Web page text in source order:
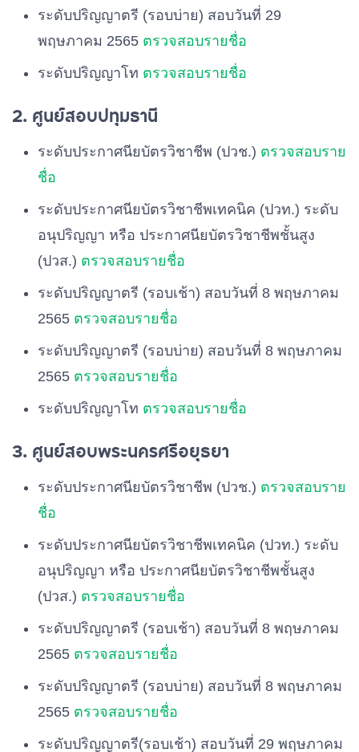
ระดับปริญญาตรี (รอบบ่าย) สอบวันที่ 29
พฤษภาคม 2565 ตรวจสอบรายชื่อ
ระดับปริญญาโท ตรวจสอบรายชื่อ
2. ศูนย์สอบปทุมธานี
ระดับประกาศนียบัตรวิชาชีพ (ปวช.) ตรวจสอบราย
ชื่อ
ระดับประกาศนียบัตรวิชาชีพเทคนิค (ปวท.) ระดับ
อนุปริญญา หรือ ประกาศนียบัตรวิชาชีพชั้นสูง
(ปวส.) ตรวจสอบรายชื่อ
ระดับปริญญาตรี (รอบเช้า) สอบวันที่ 8 พฤษภาคม
2565 ตรวจสอบรายชื่อ
ระดับปริญญาตรี (รอบบ่าย) สอบวันที่ 8 พฤษภาคม
2565 ตรวจสอบรายชื่อ
ระดับปริญญาโท ตรวจสอบรายชื่อ
3. ศูนย์สอบพระนครศรีอยุธยา
ระดับประกาศนียบัตรวิชาชีพ (ปวช.) ตรวจสอบราย
ชื่อ
ระดับประกาศนียบัตรวิชาชีพเทคนิค (ปวท.) ระดับ
อนุปริญญา หรือ ประกาศนียบัตรวิชาชีพชั้นสูง
(ปวส.) ตรวจสอบรายชื่อ
ระดับปริญญาตรี (รอบเช้า) สอบวันที่ 8 พฤษภาคม
2565 ตรวจสอบรายชื่อ
ระดับปริญญาตรี (รอบบ่าย) สอบวันที่ 8 พฤษภาคม
2565 ตรวจสอบรายชื่อ
ระดับปริญญาตรี(รอบเช้า) สอบวันที่ 29 พฤษภาคม